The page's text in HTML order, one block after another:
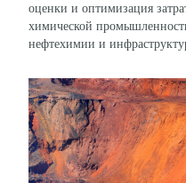
оценки и оптимизация
химической
нефтехимии и